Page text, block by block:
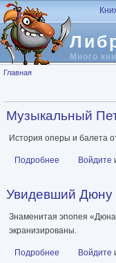
Перейти к основному
Много
Вы здесь
Главная
Музыкальный
История оперы и балета
Подробнее о Войдите
Увидевший Дюну
Знаменитая эпопея
экранизированы.
Подробнее о Увидевший
Войдите